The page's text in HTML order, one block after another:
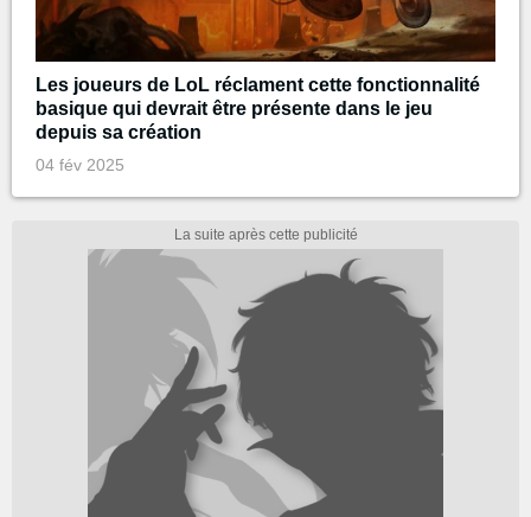
Les joueurs de LoL réclament cette fonctionnalité
basique qui devrait être présente dans le jeu
depuis sa création
04 fév 2025